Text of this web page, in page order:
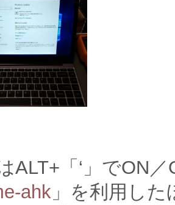
ALT+「‘」でON
ahk 」を利用し